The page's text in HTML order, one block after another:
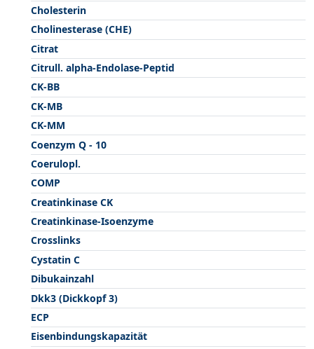
Cholesterin
Cholinesterase (CHE)
Citrat
Citrull. alpha-Endolase-Peptid
CK-BB
CK-MB
CK-MM
Coenzym Q - 10
Coerulopl.
COMP
Creatinkinase CK
Creatinkinase-Isoenzyme
Crosslinks
Cystatin C
Dibukainzahl
Dkk3 (Dickkopf 3)
ECP
Eisenbindungskapazität